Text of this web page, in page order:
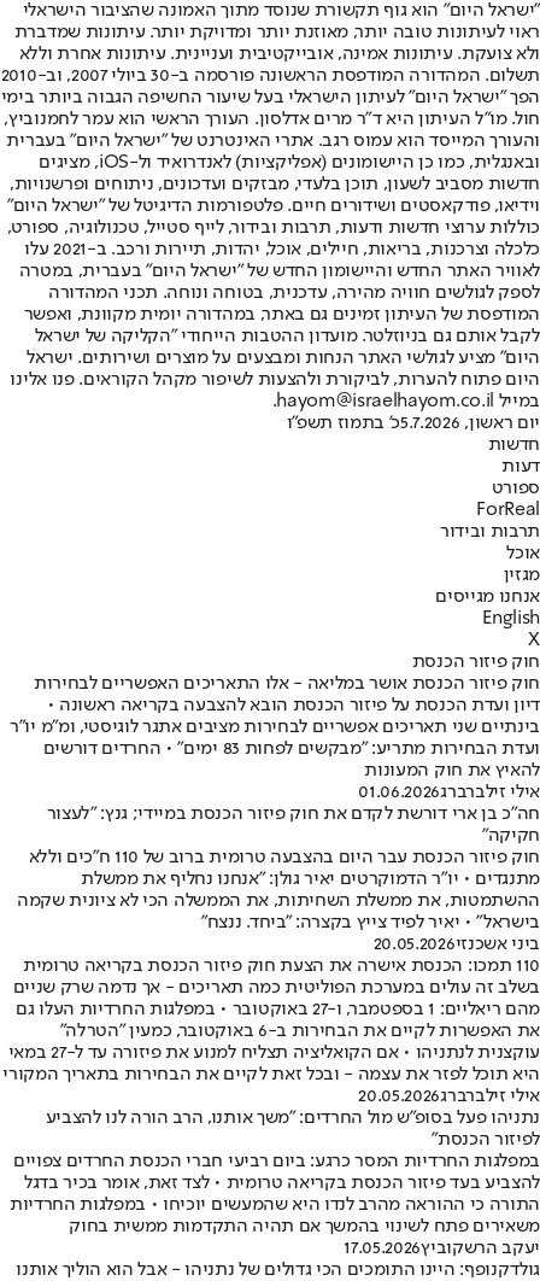
"ישראל היום" הוא גוף תקשורת שנוסד מתוך האמונה שהציבור הישראלי
ראוי לעיתונות טובה יותר, מאוזנת יותר ומדויקת יותר. עיתונות שמדברת
ולא צועקת. עיתונות אמינה, אובייקטיבית ועניינית. עיתונות אחרת וללא
תשלום. המהדורה המודפסת הראשונה פורסמה ב-30 ביולי 2007, וב-2010
הפך "ישראל היום" לעיתון הישראלי בעל שיעור החשיפה הגבוה ביותר בימי
חול. מו"ל העיתון היא ד"ר מרים אדלסון. העורך הראשי הוא עמר לחמנוביץ,
והעורך המייסד הוא עמוס רגב. אתרי האינטרנט של "ישראל היום" בעברית
ובאנגלית, כמו כן היישומונים (אפליקציות) לאנדרואיד ול-iOS, מציגים
חדשות מסביב לשעון, תוכן בלעדי, מבזקים ועדכונים, ניתוחים ופרשנויות,
וידיאו, פודקאסטים ושידורים חיים. פלטפורמות הדיגיטל של "ישראל היום"
כוללות ערוצי חדשות ודעות, תרבות ובידור, לייף סטייל, טכנולוגיה, ספורט,
כלכלה וצרכנות, בריאות, חיילים, אוכל, יהדות, תיירות ורכב. ב-2021 עלו
לאוויר האתר החדש והיישומון החדש של "ישראל היום" בעברית, במטרה
לספק לגולשים חוויה מהירה, עדכנית, בטוחה ונוחה. תכני המהדורה
המודפסת של העיתון זמינים גם באתר, במהדורה יומית מקוונת, ואפשר
לקבל אותם גם בניוזלטר. מועדון ההטבות הייחודי "הקליקה של ישראל
היום" מציע לגולשי האתר הנחות ומבצעים על מוצרים ושירותים. ישראל
היום פתוח להערות, לביקורת ולהצעות לשיפור מקהל הקוראים. פנו אלינו
במייל hayom@israelhayom.co.il.
יום ראשון, 5.7.2026
כ' בתמוז תשפ"ו
חדשות
דעות
ספורט
ForReal
תרבות ובידור
אוכל
מגזין
אנחנו מגייסים
English
X
חוק פיזור הכנסת
חוק פיזור הכנסת אושר במליאה - אלו התאריכים האפשריים לבחירות
דיון ועדת הכנסת על פיזור הכנסת הובא להצבעה בקריאה ראשונה •
בינתיים שני תאריכים אפשריים לבחירות מציבים אתגר לוגיסטי, ומ"מ יו"ר
ועדת הבחירות מתריע: "מבקשים לפחות 83 ימים" • החרדים דורשים
להאיץ את חוק המעונות
אילי זילברברג01.06.2026
חה"כ בן ארי דורשת לקדם את חוק פיזור הכנסת במיידי; גנץ: "לעצור
חקיקה"
חוק פיזור הכנסת עבר היום בהצבעה טרומית ברוב של 110 ח"כים וללא
מתנגדים • יו"ר הדמוקרטים יאיר גולן: "אנחנו נחליף את ממשלת
ההשתמטות, את ממשלת השחיתות, את הממשלה הכי לא ציונית שקמה
בישראל" • יאיר לפיד צייץ בקצרה: "ביחד. ננצח"
ביני אשכנזי20.05.2026
110 תמכו: הכנסת אישרה את הצעת חוק פיזור הכנסת בקריאה טרומית
בשלב זה עולים במערכת הפוליטית כמה תאריכים - אך נדמה שרק שניים
מהם ריאליים: 1 בספטמבר, ו-27 באוקטובר • במפלגות החרדיות העלו גם
את האפשרות לקיים את הבחירות ב-6 באוקטובר, כמעין "הטרלה"
עוקצנית לנתניהו • אם הקואליציה תצליח למנוע את פיזורה עד ל-27 במאי
היא תוכל לפזר את עצמה - ובכל זאת לקיים את הבחירות בתאריך המקורי
אילי זילברברג20.05.2026
נתניהו פעל בסופ"ש מול החרדים: "משך אותנו, הרב הורה לנו להצביע
לפיזור הכנסת"
במפלגות החרדיות המסר כרגע: ביום רביעי חברי הכנסת החרדים צפויים
להצביע בעד פיזור הכנסת בקריאה טרומית • לצד זאת, אומר בכיר בדגל
התורה כי ההוראה מהרב לנדו היא שהמעשים יוכיחו • במפלגות החרדיות
משאירים פתח לשינוי בהמשך אם תהיה התקדמות ממשית בחוק
יעקב הרשקוביץ17.05.2026
גולדקנופף: היינו התומכים הכי גדולים של נתניהו - אבל הוא הוליך אותנו